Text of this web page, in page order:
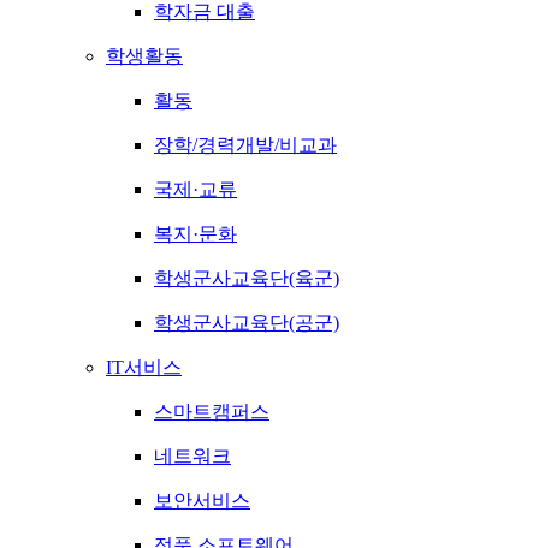
학자금 대출
학생활동
활동
장학/경력개발/비교과
국제·교류
복지·문화
학생군사교육단(육군)
학생군사교육단(공군)
IT서비스
스마트캠퍼스
네트워크
보안서비스